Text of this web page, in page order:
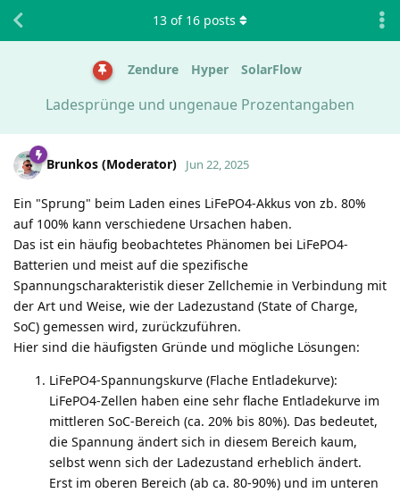
Zendure Hyper SolarFlow
Ladesprünge und ungenaue Prozentangaben
13 of 16 posts
Brunkos (Moderator) Jun 22, 2025
Ein "Sprung" beim Laden eines LiFePO4-Akkus von zb. 80%
auf 100% kann verschiedene Ursachen haben.
Das ist ein häufig beobachtetes Phänomen bei LiFePO4-
Batterien und meist auf die spezifische
Spannungscharakteristik dieser Zellchemie in Verbindung mit
der Art und Weise, wie der Ladezustand (State of Charge,
SoC) gemessen wird, zurückzuführen.
Hier sind die häufigsten Gründe und mögliche Lösungen:
LiFePO4-Spannungskurve (Flache Entladekurve):
LiFePO4-Zellen haben eine sehr flache Entladekurve im
mittleren SoC-Bereich (ca. 20% bis 80%). Das bedeutet,
die Spannung ändert sich in diesem Bereich kaum,
selbst wenn sich der Ladezustand erheblich ändert.
Erst im oberen Bereich (ab ca. 80-90%) und im unteren